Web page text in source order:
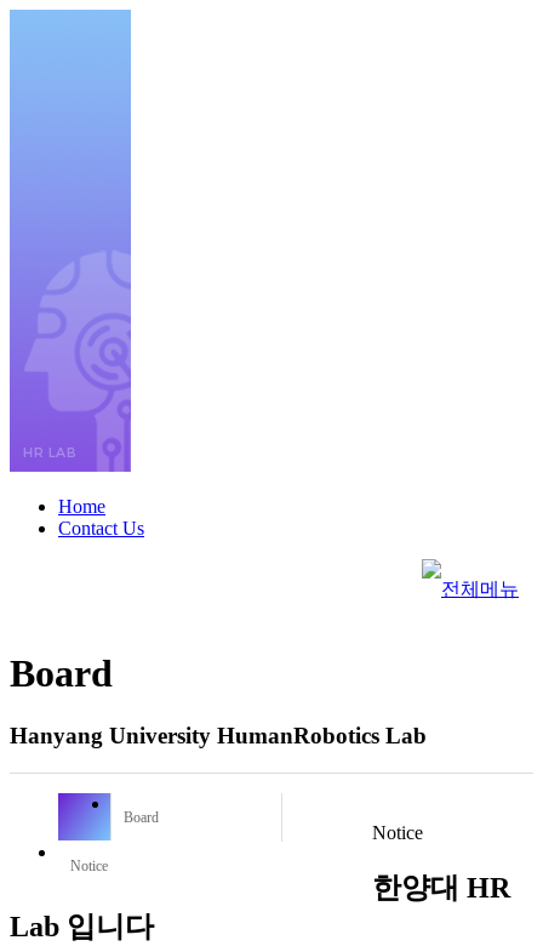
Home
Contact Us
Board
Hanyang University HumanRobotics Lab
Board
Notice
Notice
한양대 HR
Lab 입니다